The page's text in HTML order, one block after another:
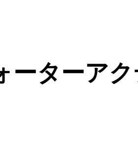
ーターア